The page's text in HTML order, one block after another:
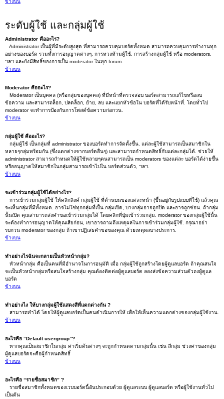
ข้างบน
ระดับผู้ใช้ และกลุ่มผู้ใช้
Administrator คืออะไร?
Administrator เป็นผู้ที่มีระดับสูงสุด ที่สามารถควบคุมบอร์ดทั้งหมด สามารถควบคุมการทำงานทุก
อย่างของบอร์ด รวมทั้งการอนุญาตต่างๆ, การหวงห้ามผู้ใช้, การสร้างกลุ่มผู้ใช้ หรือ moderators,
ฯลฯ และยังมีสิทธิ์ของการเป็น moderator ในทุก forum.
ข้างบน
Moderator คืออะไร?
Moderator เป็นบุคคล (หรือกลุ่มของบุคคล) ที่มีหน้าที่ตรวจสอบ บอร์ดสามารถแก้ไขหรือลบ
ข้อความ และสามารถล็อก, ปลดล็อก, ย้าย, ลบ และแยกหัวข้อใน บอร์ดที่ได้รับหน้าที่. โดยทั่วไป
moderator จะทำการป้องกันการโพสต์ข้อความก่อกวน.
ข้างบน
กลุ่มผู้ใช้ คืออะไร?
กลุ่มผู้ใช้ เป็นกลุ่มที่ administrator ของบอร์ดทำการจัดตั้งขึ้น. แต่ละผู้ใช้สามารถเป็นสมาชิกใน
หลายๆกลุ่มพร้อมกัน (ซึ่งแตกต่างจากบอร์ดอื่นๆ) และสามารถกำหนดสิทธิ์กับแต่ละกลุ่มได้. ช่วยให้
administrator สามารถกำหนดให้ผู้ใช้หลายๆคนสามารถเป็น moderators ของแต่ละ บอร์ดได้ง่ายขึ้น
หรืออนุญาตให้สมาชิกในกลุ่มสามารถเข้าไปใน บอร์ดส่วนตัว, ฯลฯ.
ข้างบน
จะเข้าร่วมกลุ่มผู้ใช้ได้อย่างไร?
การเข้าร่วมกลุ่มผู้ใช้ ให้คลิกลิงค์ กลุ่มผู้ใช้ ที่ด้านบนของแต่ละหน้า (ขึ้นอยู่กับรูปแบบที่ใช้) แล้วคุณ
จะเห็นกลุ่มที่มีทั้งหมด. อาจไม่ใช่ทุกกลุ่มที่เป็น กลุ่มเปิด, บางกลุ่มอาจถูกปิด และอาจถูกซ่อน. ถ้ากลุ่ม
นั้นเปิด คุณสามารถส่งคำขอเข้าร่วมกลุ่มได้ โดยคลิกที่ปุ่มเข้าร่วมกลุ่ม. moderator ของกลุ่มผู้ใช้นั้น
จะต้องทำการอนุญาตให้คุณเสียก่อน, เขาอาจถามถึงเหตุผลในการเข้าร่วมกลุ่มผู้ใช้. กรุณาอย่า
รบกวน moderator ของกลุ่ม ถ้าเขาปฏิเสธคำขอของคุณ ด้วยเหตุผลบางประการ.
ข้างบน
ทำอย่างไรฉันจะกลายเป็นหัวหน้ากลุ่ม?
หัวหน้ากลุ่ม คือเป็นคนที่มีอำนาจในการอนุมัติ เมื่อ กลุ่มผู้ใช้ถูกสร้างโดยผู้ดูแลบอร์ด ถ้าคุณสนใจ
จะเป็นหัวหน้ากลุ่มหรือสนใจสร้างกลุ่ม คุณต้องติดต่อผู้ดูแลบอร์ด ลองส่งข้อความส่วนตัวถงผู้ดูแล
บอร์ด
ข้างบน
ทำอย่างไง ให้บางกลุ่มผู้ใช้แสดงสีที่แตกต่างกัน ?
สามารถทำได้ โดยให้ผู้ดูแลบอร์ดเป็นคนดำเนินการให้ เพื่อให้เห็นความแตกต่างของกลุ่มผู้ใช้งาน.
ข้างบน
อะไรคือ “Default usergroup”?
หากคุณเป็นสมาชิกในกลุ่ม ค่าเริ่มต้นต่างๆ จะถูกกำหนดตามกลุ่มนั้น เช่น สีกลุ่ม ช่วงค่าของกลุ่ม
ผู้ดูแลบอร์ดจะคือผู้กำหนดสิทธิ์
ข้างบน
อะไรคือ “รายชื่อสมาชิก” ?
รายชื่อสมาชิกทั้งหมดของเวบบอร์ดนี้อันประกอบด้วย ผู้ดูแลระบบ ผู้ดูแลบอร์ด หรือผู้ใช้งานทั่วไป
เป็นต้น